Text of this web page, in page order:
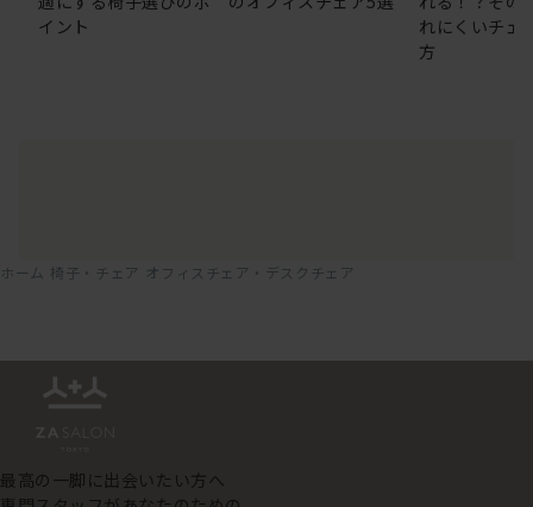
イント
れにくいチェ
方
ホーム 椅子・チェア オフィスチェア・デスクチェア
最高の一脚に出会いたい方へ